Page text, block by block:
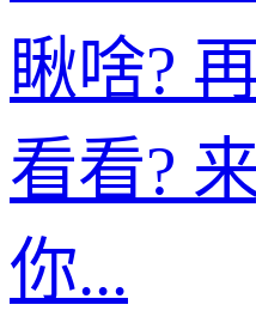
瞅啥?
看看?
你...